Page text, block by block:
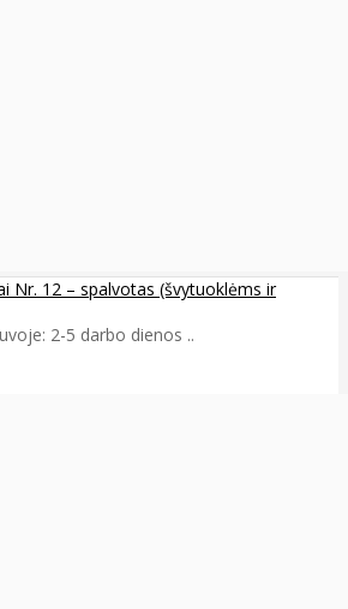
Nr. 12 – spalvotas (švytuoklėms ir
2-5 darbo dienos ..